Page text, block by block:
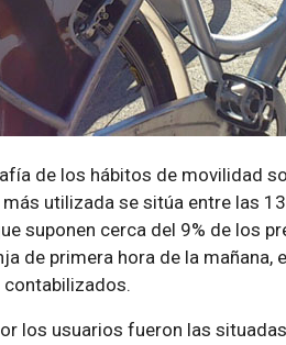
de los hábitos de movilidad
utilizada se sitúa entre las
suponen cerca del 9% de los
de primera hora de la mañana,
contabilizados.
los usuarios fueron las